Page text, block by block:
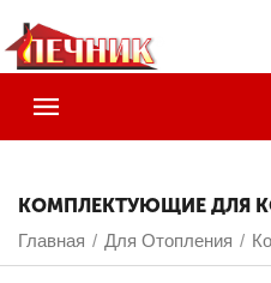
КОМПЛЕКТУЮЩИЕ ДЛЯ
Главная / Для Отопления /